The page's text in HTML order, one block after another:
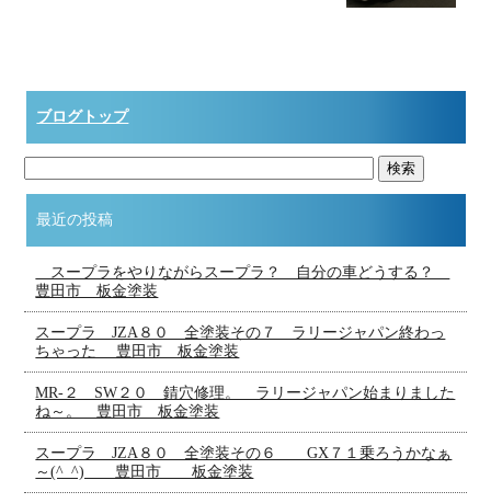
ブログトップ
最近の投稿
スープラをやりながらスープラ？ 自分の車どうする？
豊田市 板金塗装
スープラ JZA８０ 全塗装その７ ラリージャパン終わっ
ちゃった 豊田市 板金塗装
MR-２ SW２０ 錆穴修理。 ラリージャパン始まりました
ね～。 豊田市 板金塗装
スープラ JZA８０ 全塗装その６ GX７１乗ろうかなぁ
～(^_^) 豊田市 板金塗装